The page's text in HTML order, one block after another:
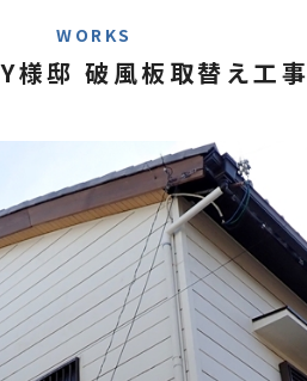
WORKS
様邸 破風板取替え工事